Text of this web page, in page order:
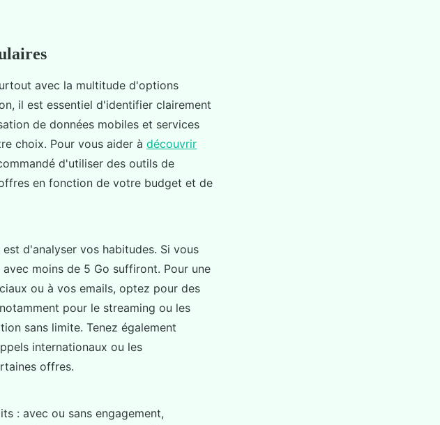
avec la multitude d'options
il est essentiel d'identifier clairement
de données mobiles et services
choix. Pour vous aider à découvrir
d'utiliser des outils de
en fonction de votre budget et de
d'analyser vos habitudes. Si vous
moins de 5 Go suffiront. Pour une
ou à vos emails, optez pour des
pour le streaming ou les
sans limite. Tenez également
internationaux ou les
offres.
: avec ou sans engagement,